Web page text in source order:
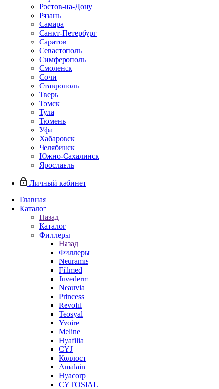
Ростов-на-Дону
Рязань
Самара
Санкт-Петербург
Саратов
Севастополь
Симферополь
Смоленск
Сочи
Ставрополь
Тверь
Томск
Тула
Тюмень
Уфа
Хабаровск
Челябинск
Южно-Сахалинск
Ярославль
Личный кабинет
Главная
Каталог
Назад
Каталог
Филлеры
Назад
Филлеры
Neuramis
Fillmed
Juvederm
Neauvia
Princess
Revofil
Teosyal
Yvoire
Meline
Hyafilia
CYJ
Коллост
Amalain
Hyacorp
CYTOSIAL